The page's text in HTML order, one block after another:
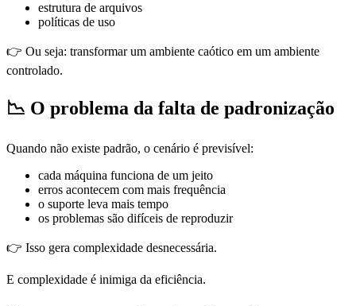
estrutura de arquivos
políticas de uso
👉 Ou seja: transformar um ambiente caótico em um ambiente
controlado.
📉 O problema da falta de padronização
Quando não existe padrão, o cenário é previsível:
cada máquina funciona de um jeito
erros acontecem com mais frequência
o suporte leva mais tempo
os problemas são difíceis de reproduzir
👉 Isso gera complexidade desnecessária.
E complexidade é inimiga da eficiência.